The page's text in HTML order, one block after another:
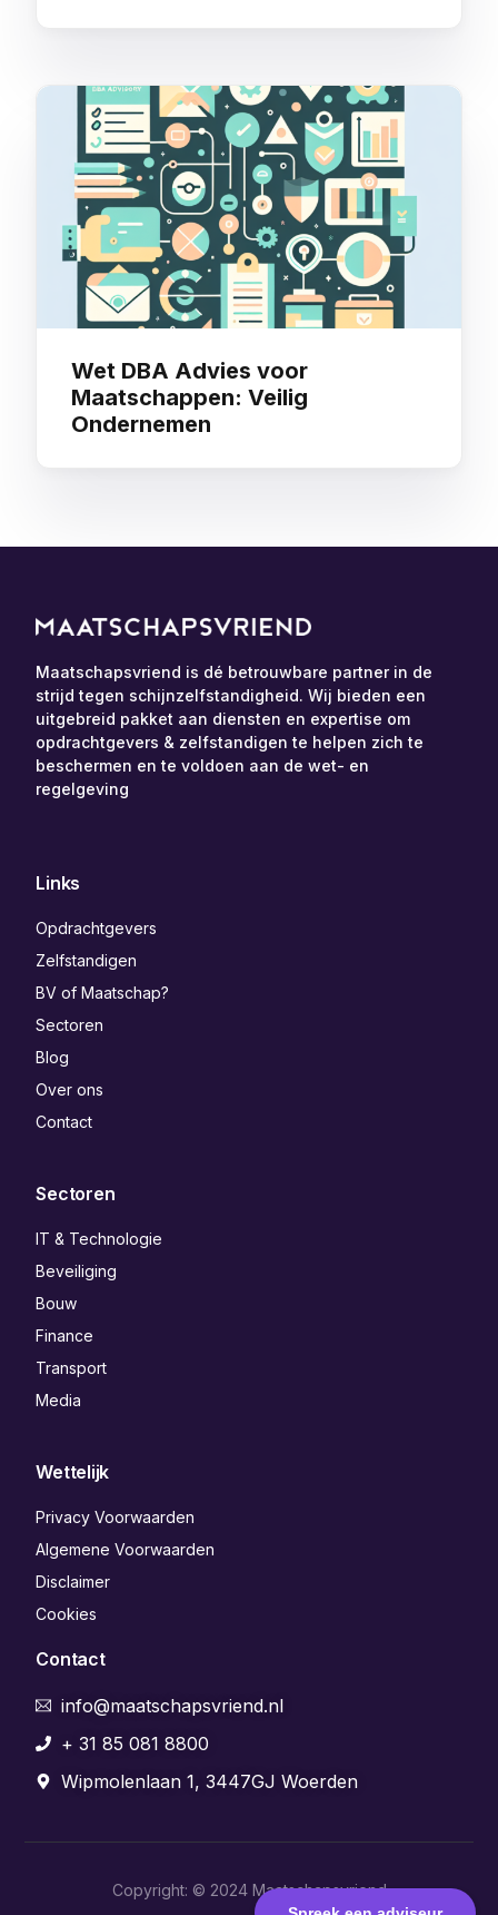
Wet DBA Advies voor
Maatschappen: Veilig
Ondernemen
Maatschapsvriend is dé betrouwbare partner in de
strijd tegen schijnzelfstandigheid. Wij bieden een
uitgebreid pakket aan diensten en expertise om
opdrachtgevers & zelfstandigen te helpen zich te
beschermen en te voldoen aan de wet- en
regelgeving
Links
Opdrachtgevers
Zelfstandigen
BV of Maatschap?
Sectoren
Blog
Over ons
Contact
Sectoren
IT & Technologie
Beveiliging
Bouw
Finance
Transport
Media
Wettelijk
Privacy Voorwaarden
Algemene Voorwaarden
Disclaimer
Cookies
Contact
info@maatschapsvriend.nl
+ 31 85 081 8800
Wipmolenlaan 1, 3447GJ Woerden
Copyright: © 2024 Maatschapsvriend
Aanmelden